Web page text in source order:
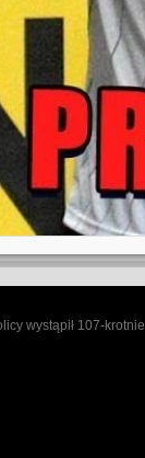
wystąpił 107-krotnie.